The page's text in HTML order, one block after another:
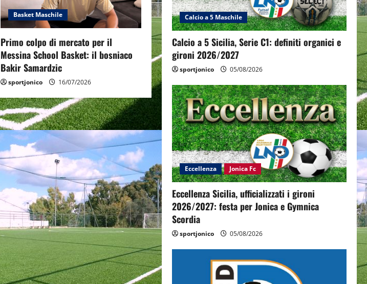
Basket Maschile
Primo colpo di mercato per il
Messina School Basket: il bosniaco
Bakir Samardzic
sportjonico 16/07/2026
Calcio a 5 Maschile
Calcio a 5 Sicilia, Serie C1: definiti organici e
gironi 2026/2027
sportjonico 05/08/2026
Eccellenza Jonica Fc
Eccellenza Sicilia, ufficializzati i gironi
2026/2027: festa per Jonica e Gymnica
Scordia
sportjonico 05/08/2026